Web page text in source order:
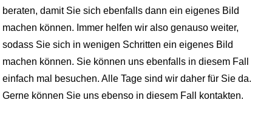
beraten, damit Sie sich ebenfalls dann ein eigenes Bild
machen können. Immer helfen wir also genauso weiter,
sodass Sie sich in wenigen Schritten ein eigenes Bild
machen können. Sie können uns ebenfalls in diesem Fall
einfach mal besuchen. Alle Tage sind wir daher für Sie da.
Gerne können Sie uns ebenso in diesem Fall kontakten.